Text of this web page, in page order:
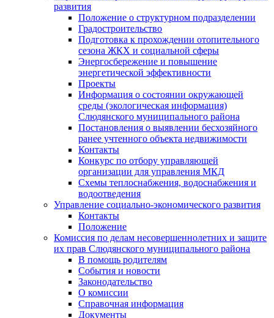
развития
Положение о структурном подразделении
Градостроительство
Подготовка к прохождении отопительного
сезона ЖКХ и социальной сферы
Энергосбережение и повышение
энергетической эффективности
Проекты
Информация о состоянии окружающей
среды (экологическая информация)
Слюдянского муниципального района
Постановления о выявлении бесхозяйного
ранее учтенного объекта недвижимости
Контакты
Конкурс по отбору управляющей
организации для управления МКД
Схемы теплоснабжения, водоснабжения и
водоотведения
Управление социально-экономического развития
Контакты
Положение
Комиссия по делам несовершеннолетних и защите
их прав Слюдянского муниципального района
В помощь родителям
События и новости
Законодательство
О комиссии
Справочная информация
Документы